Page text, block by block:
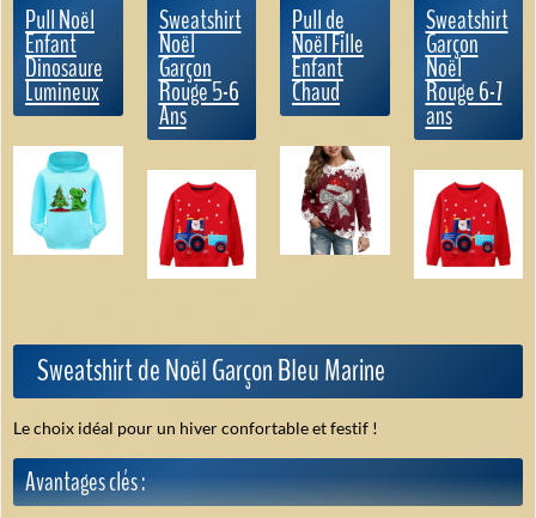
Pull Noël
Enfant
Dinosaure
Lumineux
Sweatshirt
Noël
Garçon
Rouge 5-6
Ans
Pull de
Noël Fille
Enfant
Chaud
Sweatshirt
Garçon
Noël
Rouge 6-7
ans
Sweatshirt de Noël Garçon Bleu Marine
Le choix idéal pour un hiver confortable et festif !
Avantages clés :